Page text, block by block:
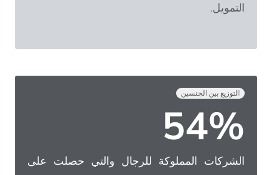
التمويل.
التوزيع بين الجنسين
54%
الشركات المملوكة للرجال والتي حصلت على